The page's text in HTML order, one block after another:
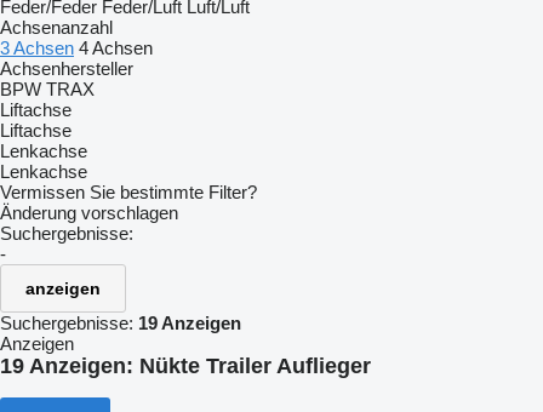
Feder/Feder Feder/Luft Luft/Luft
Achsenanzahl
3 Achsen 4 Achsen
Achsenhersteller
BPW TRAX
Liftachse
Liftachse
Lenkachse
Lenkachse
Vermissen Sie bestimmte Filter?
Änderung vorschlagen
Suchergebnisse:
-
anzeigen
Suchergebnisse: 19 Anzeigen
Anzeigen
19 Anzeigen: Nükte Trailer Auflieger